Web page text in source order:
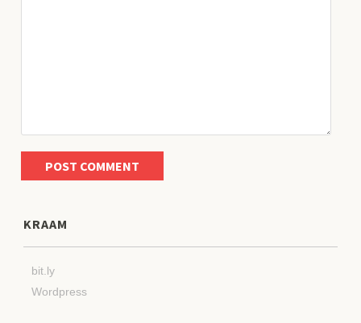
KRAAM
bit.ly
Wordpress